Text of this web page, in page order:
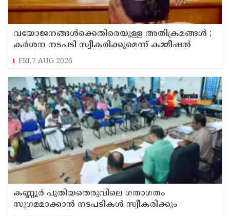
വയോജനങ്ങൾക്കെതിരെയുള്ള അതിക്രമങ്ങൾ ;
കർശന നടപടി സ്വീകരിക്കുമെന്ന് കമ്മീഷൻ
FRI,7 AUG 2026
കണ്ണൂർ പുതിയതെരുവിലെ ഗതാഗതം
സുഗമമാക്കാന്‍ നടപടികള്‍ സ്വീകരിക്കും